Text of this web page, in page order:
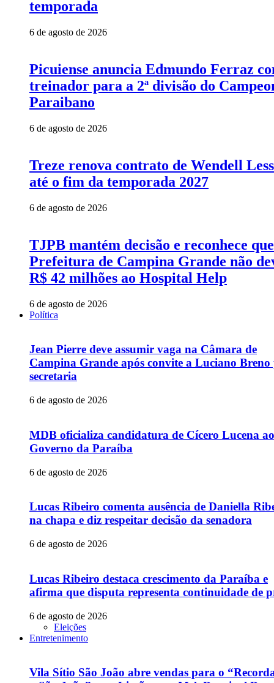
temporada
6 de agosto de 2026
Picuiense anuncia Edmundo Ferraz
treinador para a 2ª divisão do
Paraibano
6 de agosto de 2026
Treze renova contrato de Wendell
até o fim da temporada 2027
6 de agosto de 2026
TJPB mantém decisão e reconhece que
Prefeitura de Campina Grande não
R$ 42 milhões ao Hospital Help
6 de agosto de 2026
Política
Jean Pierre deve assumir vaga na Câmara de
Campina Grande após convite a Luciano Breno
secretaria
6 de agosto de 2026
MDB oficializa candidatura de Cícero Lucena ao
Governo da Paraíba
6 de agosto de 2026
Lucas Ribeiro comenta ausência de Daniella
na chapa e diz respeitar decisão da senadora
6 de agosto de 2026
Lucas Ribeiro destaca crescimento da Paraíba e
afirma que disputa representa continuidade de
6 de agosto de 2026
Eleições
Entretenimento
Vila Sítio São João abre vendas para o